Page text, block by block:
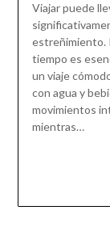
Viajar puede
estreñimiento.
tiempo es
un viaje
con agua y
movimientos
mientras…